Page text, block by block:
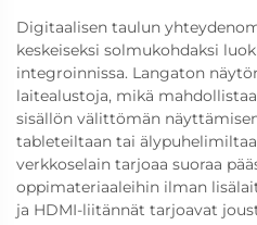
Digitaalisen taulun
keskeiseksi solmukohdaksi
integroinnissa. Langaton
laitealustoja, mikä
sisällön välittömän
tableteiltaan tai
verkkoselain tarjoaa suoraa
oppimateriaaleihin ilman
ja HDMI-liitännät tarjoavat